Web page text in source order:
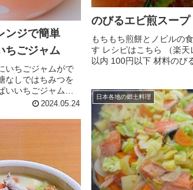
ンジで簡単
ちごジャム
いちごジャムがで
なしではちみつを
いいちごジャム。
けです♪ レシピはこ
レモン汁みんなの
2024.05.24
のびるエビ煎スープ
もちもち煎餅とノビルの
す レシピはこちら （楽天
以内 100円以下 材料のび
のみ）えびせんべいラー
レビュー
日本各地の郷土料理